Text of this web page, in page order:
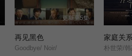
更新至5集
再见黑色
Goodbye/ Noir/
家庭关